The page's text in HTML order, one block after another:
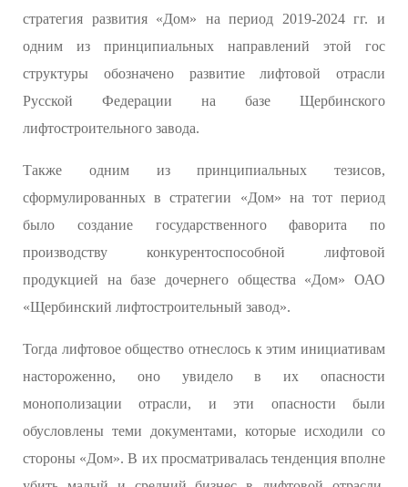
стратегия развития «Дом» на период 2019-2024 гг. и
одним из принципиальных направлений этой гос
структуры обозначено развитие лифтовой отрасли
Русской Федерации на базе Щербинского
лифтостроительного завода.
Также одним из принципиальных тезисов,
сформулированных в стратегии «Дом» на тот период
было создание государственного фаворита по
производству конкурентоспособной лифтовой
продукцией на базе дочернего общества «Дом» ОАО
«Щербинский лифтостроительный завод».
Тогда лифтовое общество отнеслось к этим инициативам
настороженно, оно увидело в их опасности
монополизации отрасли, и эти опасности были
обусловлены теми документами, которые исходили со
стороны «Дом». В их просматривалась тенденция вполне